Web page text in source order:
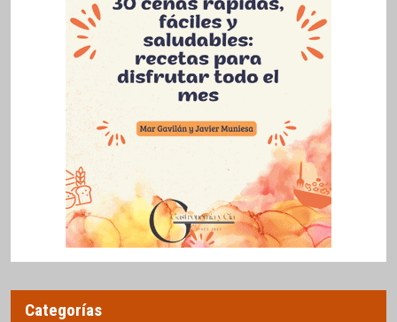
Categorías